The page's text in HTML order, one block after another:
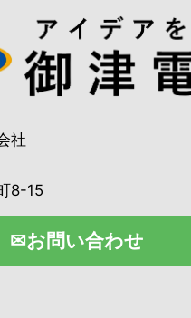
社
8-15
✉お問い合わせ